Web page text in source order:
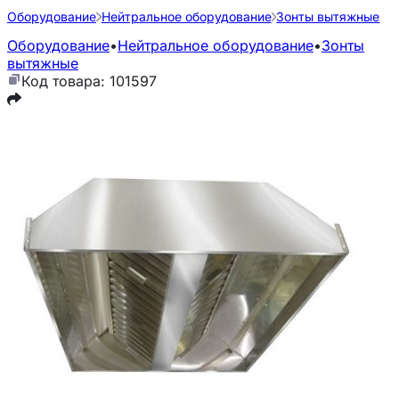
Оборудование Нейтральное оборудование Зонты вытяжные
Оборудование•Нейтральное оборудование•Зонты
вытяжные
Код товара: 101597